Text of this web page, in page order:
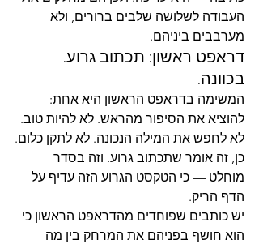
העבודה לשלושה שלבים ברורים, ולא
מערבבים ביניהם.
דראפט ראשון: תכתוב גרוע.
בכוונה.
המשימה בדראפט הראשון היא אחת:
להוציא את הסיפור מהראש. לא להיות טוב.
לא לחפש את המילה הנכונה. לא לתקן כלום.
כן, זה אומר שתכתוב גרוע. וזה בסדר
מוחלט — כי הטקסט הגרוע הזה עדיף על
הדף הריק.
יש כותבים שפוחדים מהדראפט הראשון כי
הוא חושף בפניהם את המרחק בין מה